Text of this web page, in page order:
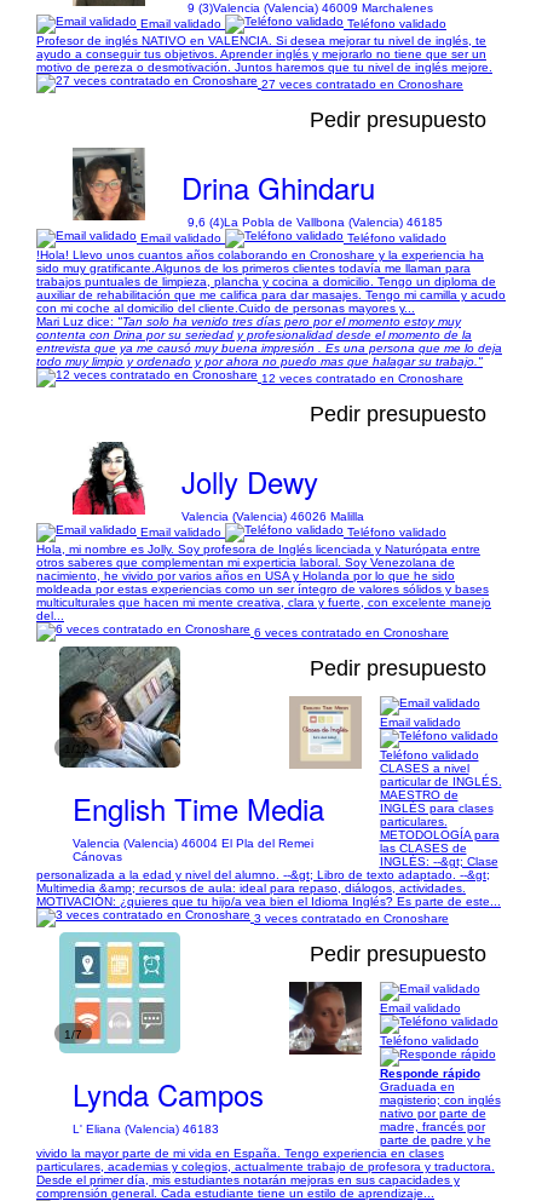
9 (3)Valencia (Valencia) 46009 Marchalenes
Email validado
Teléfono validado
Profesor de inglés NATIVO en VALENCIA. Si desea mejorar tu nivel de inglés, te
ayudo a conseguir tus objetivos. Aprender inglés y mejorarlo no tiene que ser un
motivo de pereza o desmotivación. Juntos haremos que tu nivel de inglés mejore.
27 veces contratado en Cronoshare
Pedir presupuesto
Drina Ghindaru
9,6 (4)La Pobla de Vallbona (Valencia) 46185
Email validado
Teléfono validado
!Hola! Llevo unos cuantos años colaborando en Cronoshare y la experiencia ha
sido muy gratificante.Algunos de los primeros clientes todavía me llaman para
trabajos puntuales de limpieza, plancha y cocina a domicilio. Tengo un diploma de
auxiliar de rehabilitación que me califica para dar masajes. Tengo mi camilla y acudo
con mi coche al domicilio del cliente.Cuido de personas mayores y...
Mari Luz dice: "Tan solo ha venido tres días pero por el momento estoy muy
contenta con Drina por su seriedad y profesionalidad desde el momento de la
entrevista que ya me causó muy buena impresión . Es una persona que me lo deja
todo muy limpio y ordenado y por ahora no puedo mas que halagar su trabajo."
12 veces contratado en Cronoshare
Pedir presupuesto
Jolly Dewy
Valencia (Valencia) 46026 Malilla
Email validado
Teléfono validado
Hola, mi nombre es Jolly. Soy profesora de Inglés licenciada y Naturópata entre
otros saberes que complementan mi experticia laboral. Soy Venezolana de
nacimiento, he vivido por varios años en USA y Holanda por lo que he sido
moldeada por estas experiencias como un ser íntegro de valores sólidos y bases
multiculturales que hacen mi mente creativa, clara y fuerte, con excelente manejo
del...
6 veces contratado en Cronoshare
1/12
Pedir presupuesto
English Time Media
Valencia (Valencia) 46004 El Pla del Remei
Cánovas
Email validado
Teléfono validado
CLASES a nivel
particular de INGLÉS.
MAESTRO de
INGLÉS para clases
particulares.
METODOLOGÍA para
las CLASES de
INGLÉS: --&gt; Clase
personalizada a la edad y nivel del alumno. --&gt; Libro de texto adaptado. --&gt;
Multimedia &amp; recursos de aula: ideal para repaso, diálogos, actividades.
MOTIVACIÓN: ¿quieres que tu hijo/a vea bien el Idioma Inglés? Es parte de este...
3 veces contratado en Cronoshare
1/7
Pedir presupuesto
Lynda Campos
L' Eliana (Valencia) 46183
Email validado
Teléfono validado
Responde rápido
Graduada en
magisterio; con inglés
nativo por parte de
madre, francés por
parte de padre y he
vivido la mayor parte de mi vida en España. Tengo experiencia en clases
particulares, academias y colegios, actualmente trabajo de profesora y traductora.
Desde el primer día, mis estudiantes notarán mejoras en sus capacidades y
comprensión general. Cada estudiante tiene un estilo de aprendizaje...